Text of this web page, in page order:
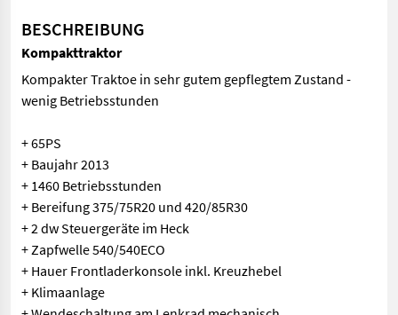
BESCHREIBUNG
Kompakttraktor
Kompakter Traktoe in sehr gutem gepflegtem Zustand -
wenig Betriebsstunden
+ 65PS
+ Baujahr 2013
+ 1460 Betriebsstunden
+ Bereifung 375/75R20 und 420/85R30
+ 2 dw Steuergeräte im Heck
+ Zapfwelle 540/540ECO
+ Hauer Frontladerkonsole inkl. Kreuzhebel
+ Klimaanlage